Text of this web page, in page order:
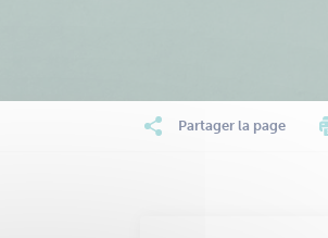
Partager la page